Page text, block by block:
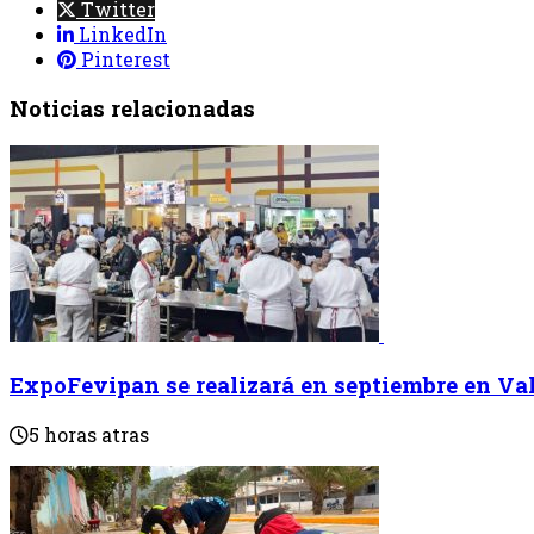
Twitter
LinkedIn
Pinterest
Noticias relacionadas
ExpoFevipan se realizará en septiembre en
5 horas atras